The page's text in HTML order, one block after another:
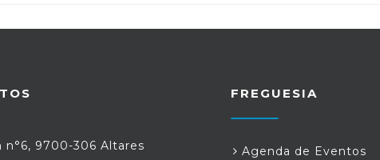
n°6, 9700-306 Altares
FREGUESIA
Agenda de Eventos